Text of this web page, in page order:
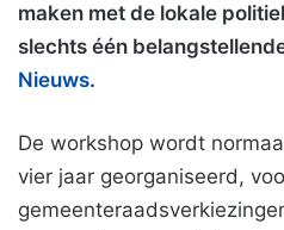
maken met de lokale
slechts één
Nieuws.
De workshop wordt
vier jaar georganiseerd,